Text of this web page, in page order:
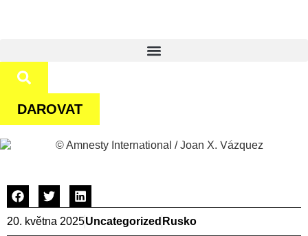
DAROVAT
© Amnesty International / Joan X. Vázquez
20. května 2025Uncategorized Rusko